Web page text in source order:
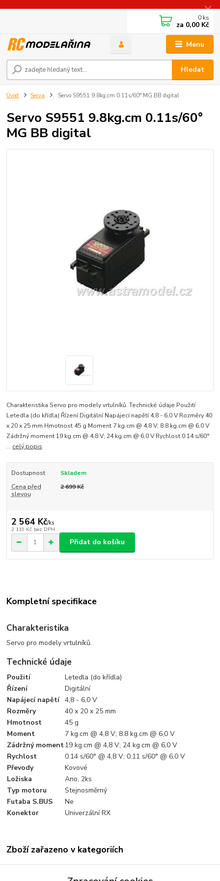
Menu
Hledat
0 ks
za 0,00 Kč
Úvod Serva Servo S9551 9.8kg.cm 0.11s/60° MG BB digital
Servo S9551 9.8kg.cm 0.11s/60°
MG BB digital
Charakteristika Servo pro modely vrtulníků. Technické údaje Použití
Letedla (do křídla) Řízení Digitální Napájecí napětí 4,8 - 6,0 V Rozměry 40
x 20 x 25 mm Hmotnost 45 g Moment 7 kg.cm @ 4,8 V; 8.8 kg.cm @ 6,0 V
Zádržný moment 19 kg.cm @ 4,8 V; 24 kg.cm @ 6,0 V Rychlost 0.14 s/60°
... celý popis
Dostupnost
Skladem
Cena před
slevou
2 699 Kč
2 564 Kč/ks
2 119 Kč bez DPH
Přidat do košíku
Kompletní specifikace
Charakteristika
Servo pro modely vrtulníků.
Technické údaje
Použití
Letedla (do křídla)
Řízení
Digitální
Napájecí napětí 4,8 - 6,0 V
Rozměry
40 x 20 x 25 mm
Hmotnost
45 g
Moment
7 kg.cm @ 4,8 V; 8.8 kg.cm @ 6,0 V
Zádržný moment19 kg.cm @ 4,8 V; 24 kg.cm @ 6,0 V
Rychlost
0.14 s/60° @ 4,8 V; 0.11 s/60° @ 6,0 V
Převody
Kovové
Ložiska
Ano, 2ks
Typ motoru
Stejnosměrný
Futaba S.BUS
Ne
Konektor
Univerzální RX
Zboží zařazeno v kategoriích
Serva